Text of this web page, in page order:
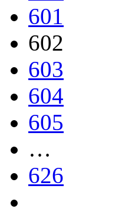
601
602
603
604
605
…
626